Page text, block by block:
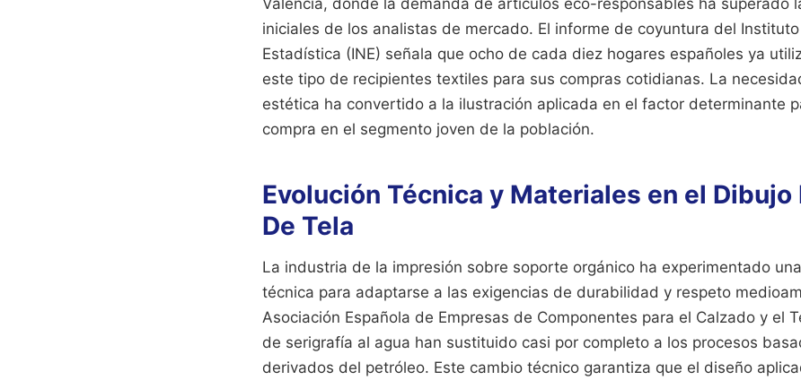
Valencia, donde la demanda de artículos eco-responsables ha superado
iniciales de los analistas de mercado. El informe de coyuntura del
Estadística (INE) señala que ocho de cada diez hogares españoles ya
este tipo de recipientes textiles para sus compras cotidianas. La
estética ha convertido a la ilustración aplicada en el factor determinante
compra en el segmento joven de la población.
Evolución Técnica y Materiales en el Dibujo
De Tela
La industria de la impresión sobre soporte orgánico ha experimentado
técnica para adaptarse a las exigencias de durabilidad y respeto
Asociación Española de Empresas de Componentes para el Calzado y el
de serigrafía al agua han sustituido casi por completo a los procesos
derivados del petróleo. Este cambio técnico garantiza que el diseño